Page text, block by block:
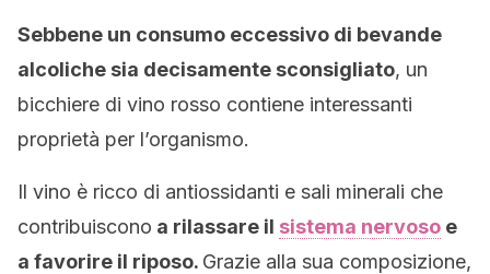
Sebbene un consumo eccessivo di bevande
alcoliche sia decisamente sconsigliato, un
bicchiere di vino rosso contiene interessanti
proprietà per l’organismo.
Il vino è ricco di antiossidanti e sali minerali che
contribuiscono a rilassare il sistema nervoso e
a favorire il riposo. Grazie alla sua composizione,